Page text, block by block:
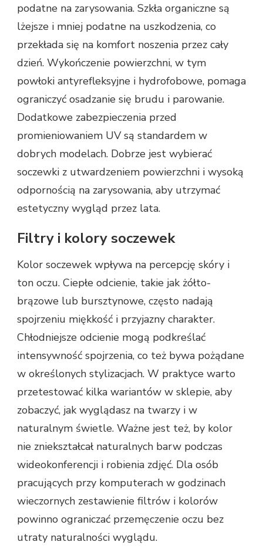
podatne na zarysowania. Szkła organiczne są
lżejsze i mniej podatne na uszkodzenia, co
przekłada się na komfort noszenia przez cały
dzień. Wykończenie powierzchni, w tym
powłoki antyrefleksyjne i hydrofobowe, pomaga
ograniczyć osadzanie się brudu i parowanie.
Dodatkowe zabezpieczenia przed
promieniowaniem UV są standardem w
dobrych modelach. Dobrze jest wybierać
soczewki z utwardzeniem powierzchni i wysoką
odpornością na zarysowania, aby utrzymać
estetyczny wygląd przez lata.
Filtry i kolory soczewek
Kolor soczewek wpływa na percepcję skóry i
ton oczu. Ciepłe odcienie, takie jak żółto-
brązowe lub bursztynowe, często nadają
spojrzeniu miękkość i przyjazny charakter.
Chłodniejsze odcienie mogą podkreślać
intensywność spojrzenia, co też bywa pożądane
w określonych stylizacjach. W praktyce warto
przetestować kilka wariantów w sklepie, aby
zobaczyć, jak wyglądasz na twarzy i w
naturalnym świetle. Ważne jest też, by kolor
nie zniekształcał naturalnych barw podczas
wideokonferencji i robienia zdjęć. Dla osób
pracujących przy komputerach w godzinach
wieczornych zestawienie filtrów i kolorów
powinno ograniczać przemęczenie oczu bez
utraty naturalności wyglądu.